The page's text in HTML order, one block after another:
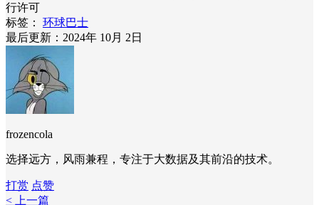
行许可
标签：
环球巴士
最后更新：2024年 10月 2日
frozencola
选择远方，风雨兼程，专注于大数据及其前沿的技术。
打赏 点赞
< 上一篇